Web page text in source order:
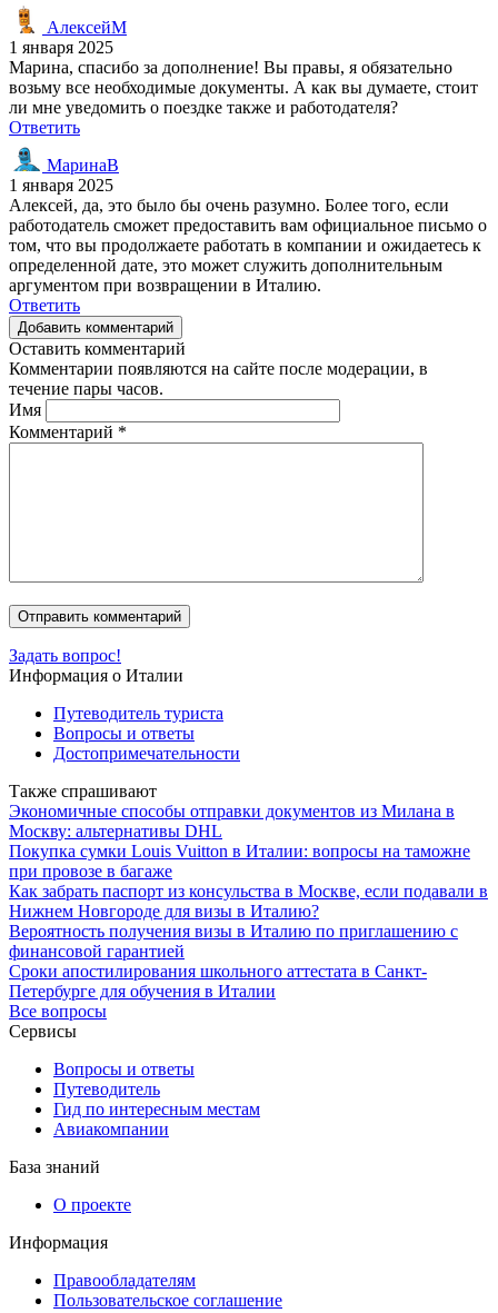
АлексейМ
1 января 2025
Марина, спасибо за дополнение! Вы правы, я обязательно
возьму все необходимые документы. А как вы думаете, стоит
ли мне уведомить о поездке также и работодателя?
Ответить
МаринаВ
1 января 2025
Алексей, да, это было бы очень разумно. Более того, если
работодатель сможет предоставить вам официальное письмо о
том, что вы продолжаете работать в компании и ожидаетесь к
определенной дате, это может служить дополнительным
аргументом при возвращении в Италию.
Ответить
Добавить комментарий
Оставить комментарий
Комментарии появляются на сайте после модерации, в
течение пары часов.
Имя
Комментарий *
Задать вопрос!
Информация о Италии
Путеводитель туриста
Вопросы и ответы
Достопримечательности
Также спрашивают
Экономичные способы отправки документов из Милана в
Москву: альтернативы DHL
Покупка сумки Louis Vuitton в Италии: вопросы на таможне
при провозе в багаже
Как забрать паспорт из консульства в Москве, если подавали в
Нижнем Новгороде для визы в Италию?
Вероятность получения визы в Италию по приглашению с
финансовой гарантией
Сроки апостилирования школьного аттестата в Санкт-
Петербурге для обучения в Италии
Все вопросы
Сервисы
Вопросы и ответы
Путеводитель
Гид по интересным местам
Авиакомпании
База знаний
О проекте
Информация
Правообладателям
Пользовательское соглашение